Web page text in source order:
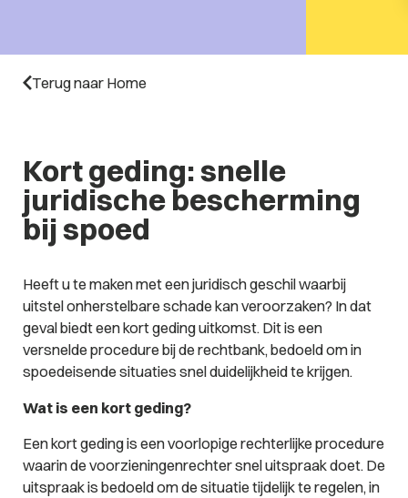
Terug naar Home
Kort geding: snelle
juridische bescherming
bij spoed
Heeft u te maken met een juridisch geschil waarbij
uitstel onherstelbare schade kan veroorzaken? In dat
geval biedt een kort geding uitkomst. Dit is een
versnelde procedure bij de rechtbank, bedoeld om in
spoedeisende situaties snel duidelijkheid te krijgen.
Wat is een kort geding?
Een kort geding is een voorlopige rechterlijke procedure
waarin de voorzieningenrechter snel uitspraak doet. De
uitspraak is bedoeld om de situatie tijdelijk te regelen, in